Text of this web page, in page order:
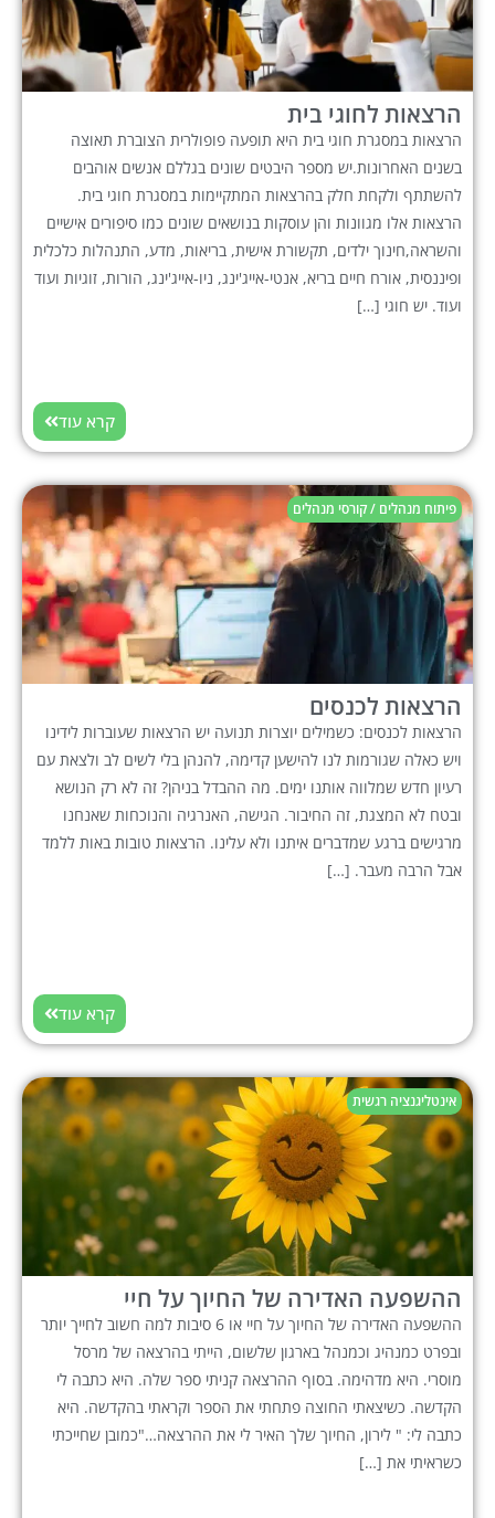
הרצאות לחוגי בית
הרצאות במסגרת חוגי בית היא תופעה פופולרית הצוברת תאוצה
בשנים האחרונות.יש מספר היבטים שונים בגללם אנשים אוהבים
להשתתף ולקחת חלק בהרצאות המתקיימות במסגרת חוגי בית.
הרצאות אלו מגוונות והן עוסקות בנושאים שונים כמו סיפורים אישיים
והשראה,חינוך ילדים, תקשורת אישית, בריאות, מדע, התנהלות כלכלית
ופיננסית, אורח חיים בריא, אנטי-אייג'ינג, ניו-אייג'ינג, הורות, זוגיות ועוד
ועוד. יש חוגי […]
קרא עוד
פיתוח מנהלים / קורסי מנהלים
הרצאות לכנסים
הרצאות לכנסים: כשמילים יוצרות תנועה יש הרצאות שעוברות לידינו
ויש כאלה שגורמות לנו להישען קדימה, להנהן בלי לשים לב ולצאת עם
רעיון חדש שמלווה אותנו ימים. מה ההבדל בניהן? זה לא רק הנושא
ובטח לא המצגת, זה החיבור. הגישה, האנרגיה והנוכחות שאנחנו
מרגישים ברגע שמדברים איתנו ולא עלינו. הרצאות טובות באות ללמד
אבל הרבה מעבר. […]
קרא עוד
אינטליגנציה רגשית
ההשפעה האדירה של החיוך על חיי
ההשפעה האדירה של החיוך על חיי או 6 סיבות למה חשוב לחייך יותר
ובפרט כמנהיג וכמנהל בארגון שלשום, הייתי בהרצאה של מרסל
מוסרי. היא מדהימה. בסוף ההרצאה קניתי ספר שלה. היא כתבה לי
הקדשה. כשיצאתי החוצה פתחתי את הספר וקראתי בהקדשה. היא
כתבה לי: " לירון, החיוך שלך האיר לי את ההרצאה…"כמובן שחייכתי
כשראיתי את […]